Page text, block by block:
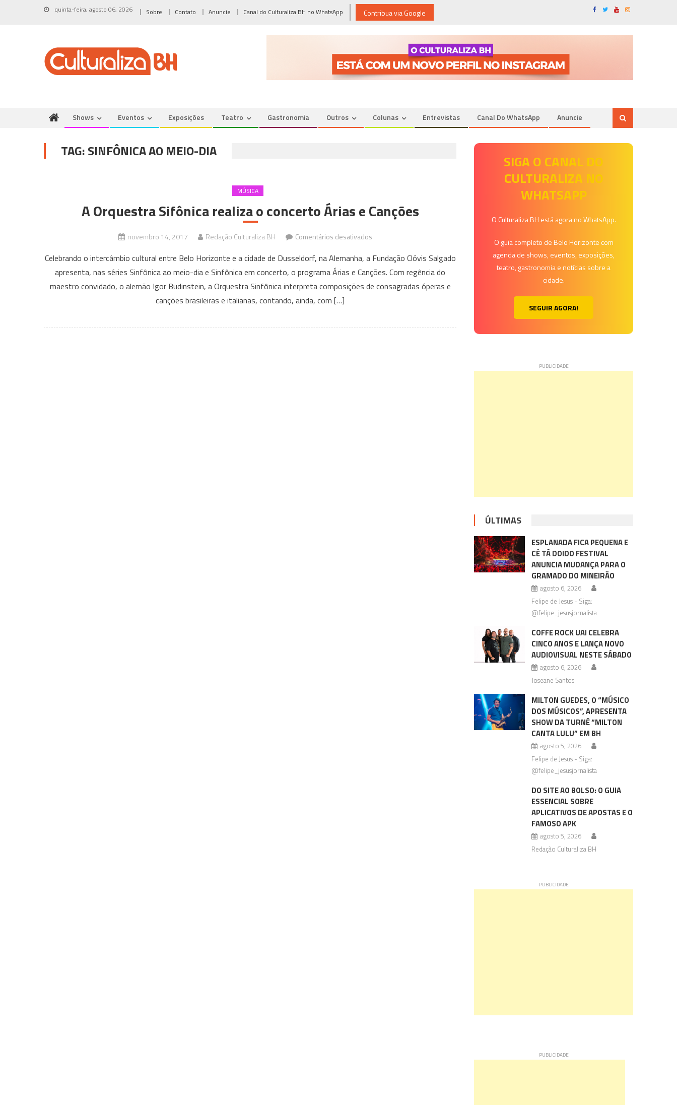
quinta-feira, agosto 06, 2026 Sobre Contato Anuncie Canal do Culturaliza BH no WhatsApp Contribua via Google
Shows Eventos Exposições Teatro Gastronomia Outros Colunas Entrevistas Canal Do WhatsApp Anuncie
TAG:SINFÔNICA AO MEIO-DIA
MÚSICA
A Orquestra Sifônica realiza o concerto Árias e Canções
novembro 14, 2017 Redação Culturaliza BH Comentários desativadosem
Orquestra
Sifônica
realiza
Celebrando o intercâmbio cultural entre Belo Horizonte e a cidade de Dusseldorf, na Alemanha, a Fundação Clóvis Salgado
apresenta, nas séries Sinfônica ao meio-dia e Sinfônica em concerto, o programa Árias e Canções. Com regência do
maestro convidado, o alemão Igor Budinstein, a Orquestra Sinfônica interpreta composições de consagradas óperas e
canções brasileiras e italianas, contando, ainda, com […]
SIGA O CANAL DO
CULTURALIZA NO
WHATSAPP
O Culturaliza BH está agora no WhatsApp.
O guia completo de Belo Horizonte com
agenda de shows, eventos, exposições,
teatro, gastronomia e notícias sobre a
cidade.
SEGUIR AGORA!
ÚLTIMAS
ESPLANADA FICA PEQUENA E
CÊ TÁ DOIDO FESTIVAL
ANUNCIA MUDANÇA PARA O
GRAMADO DO MINEIRÃO
agosto 6, 2026
Felipe de Jesus - Siga:
@felipe_jesusjornalista
COFFE ROCK UAI CELEBRA
CINCO ANOS E LANÇA NOVO
AUDIOVISUAL NESTE SÁBADO
agosto 6, 2026
Joseane Santos
MILTON GUEDES, O “MÚSICO
DOS MÚSICOS”, APRESENTA
SHOW DA TURNÊ “MILTON
CANTA LULU” EM BH
agosto 5, 2026
Felipe de Jesus - Siga:
@felipe_jesusjornalista
DO SITE AO BOLSO: O GUIA
ESSENCIAL SOBRE
APLICATIVOS DE APOSTAS E O
FAMOSO APK
agosto 5, 2026
Redação Culturaliza BH